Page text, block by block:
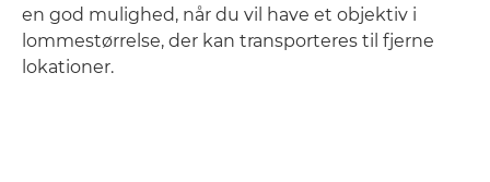
en god mulighed, når du vil have et objektiv i
lommestørrelse, der kan transporteres til fjerne
lokationer.